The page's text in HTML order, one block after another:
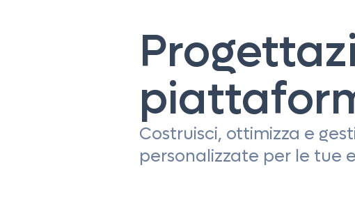
Costruisci, ottimizza e
personalizzate per le tue